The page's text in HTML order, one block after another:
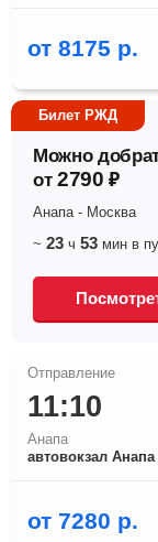
от 8175 р.
Билет РЖД
Можно
от 2790 ₽
Анапа- Москва
~ 23 ч 53 мин в
11:10
Анапа
автовокзал Анапа
от 7280 р.